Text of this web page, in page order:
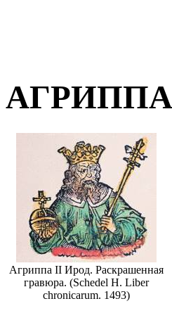
Агриппа II Ирод. Раскрашенная
гравюра. (Schedel H. Liber
chronicarum. 1493)